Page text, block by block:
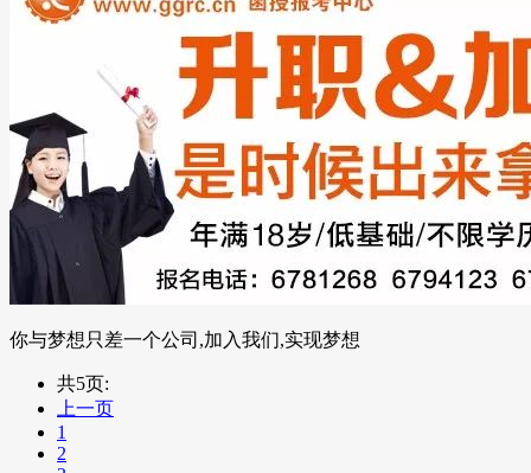
你与梦想只差一个公司,加入我们,实现梦想
共5页:
上一页
1
2